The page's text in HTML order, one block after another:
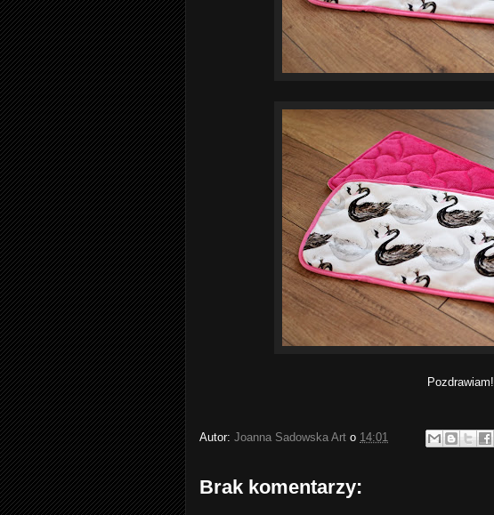
Pozdrawiam!
Autor: Joanna Sadowska Art o 14:01
Brak komentarzy: